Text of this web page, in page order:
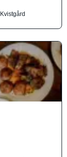
Kvistgård